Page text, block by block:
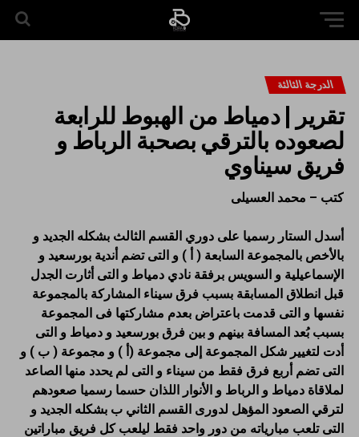
الدرجة الثالثة
تقرير | دمياط من الهبوط للرابعة
لصعوده بالترقي بصحبة الرباط و
فريق سيناوي
كتب – محمد العسيلى
أسدل الستار رسميا على دوري القسم الثالث بشكله الجديد و
بالأخص بالمجموعة السابعة ( أ ) و التى تضم أندية بورسعيد و
الإسماعيلية و السويس برفقة نادي دمياط و التى أثارت الجدل
قبل انطلاق المسابقة بسبب فرق سيناء المشاركة بالمجموعة
نفسها و التى قدمت باعتراض بعدم مشاركتها فى المجموعة
بسبب بُعد المسافة بينهم و بين فرق بورسعيد و دمياط و التى
أدت لتغيير شكل المجموعة إلى مجموعة (أ ) و مجموعة ( ب ) و
التى تضم أربع فرق فقط من سيناء و التى لم يحدد منها الصاعد
لملاقاة دمياط و الرباط و الأنوار اللذان حسما رسميا صعودهم
لترقي الصعود المؤهل لدورى القسم الثاني ب بشكله الجديد و
التى تلعب مبارياته من دور واحد فقط ليلعب كل فريق مباراتين